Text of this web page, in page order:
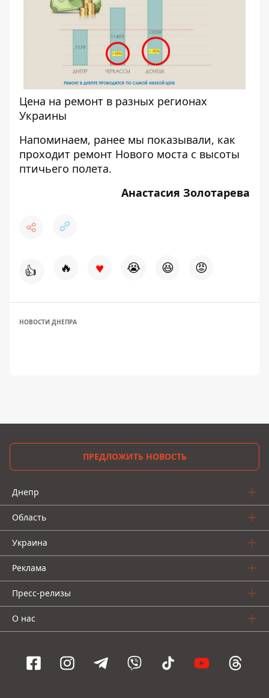
Цена на ремонт в разных регионах
Украины
Напоминаем, ранее мы показывали, как
проходит ремонт Нового моста с высоты
птичьего полета.
Анастасия Золотарева
👍 🔥 ♥ 😭 😆 😡
НОВОСТИ ДНЕПРА
ПРЕДЛОЖИТЬ НОВОСТЬ
Днепр
Область
Украина
Реклама
Пресс-релизы
О нас